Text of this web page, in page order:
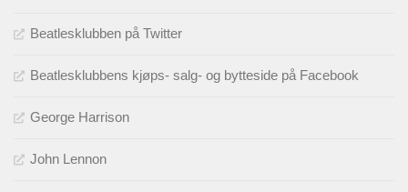
Beatlesklubben på Twitter
Beatlesklubbens kjøps- salg- og bytteside på Facebook
George Harrison
John Lennon